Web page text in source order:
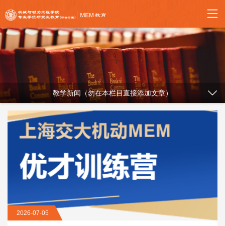
教学新闻（勿在本栏目直接添加文章）
2026-07-05